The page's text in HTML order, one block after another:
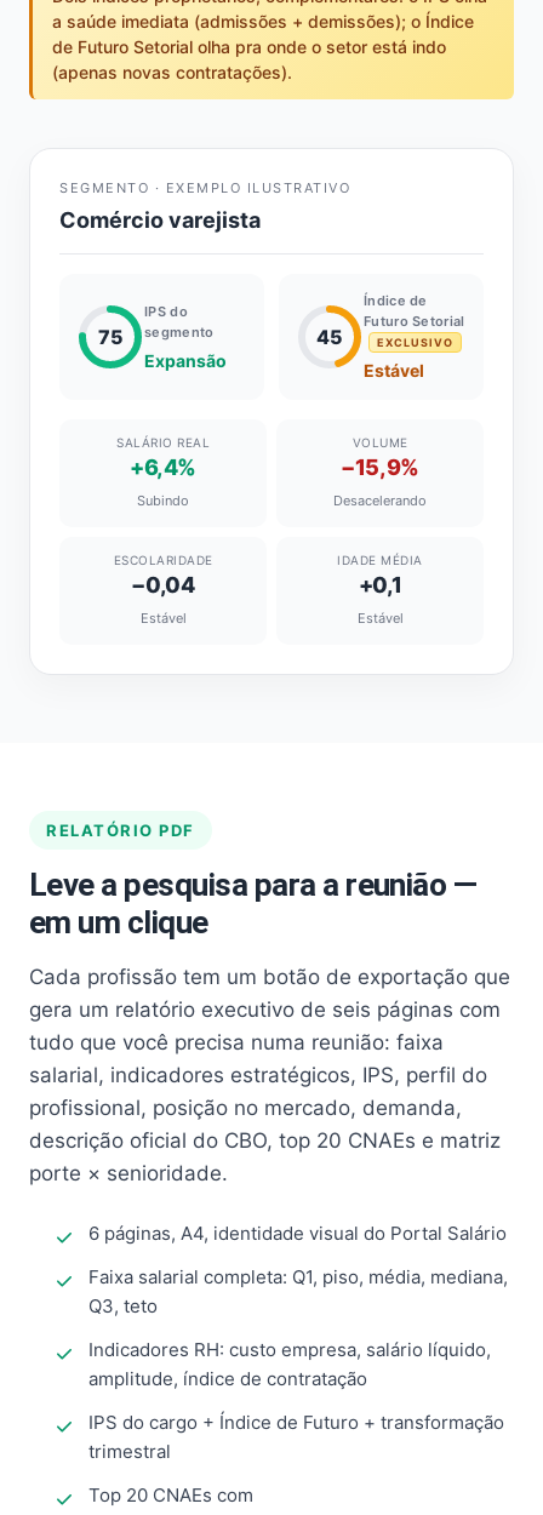
a saúde imediata (admissões + demissões); o Índice
de Futuro Setorial olha pra onde o setor está indo
(apenas novas contratações).
SEGMENTO · EXEMPLO ILUSTRATIVO
Comércio varejista
75
IPS do
segmento
Expansão
45
Índice de
Futuro Setorial
EXCLUSIVO
Estável
SALÁRIO REAL
+6,4%
Subindo
VOLUME
−15,9%
Desacelerando
ESCOLARIDADE
−0,04
Estável
IDADE MÉDIA
+0,1
Estável
RELATÓRIO PDF
Leve a pesquisa para a reunião —
em um clique
Cada profissão tem um botão de exportação que
gera um relatório executivo de seis páginas com
tudo que você precisa numa reunião: faixa
salarial, indicadores estratégicos, IPS, perfil do
profissional, posição no mercado, demanda,
descrição oficial do CBO, top 20 CNAEs e matriz
porte × senioridade.
6 páginas, A4, identidade visual do Portal Salário
Faixa salarial completa: Q1, piso, média, mediana,
Q3, teto
Indicadores RH: custo empresa, salário líquido,
amplitude, índice de contratação
IPS do cargo + Índice de Futuro + transformação
trimestral
Top 20 CNAEs com